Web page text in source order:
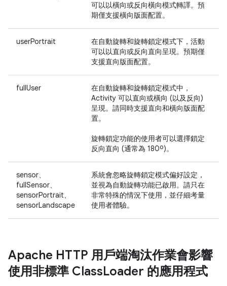
可以以橫向或反向橫向模式轉譯。預
期僅支援橫向版面配置。
userPortrait
在自動旋轉和旋轉鎖定模式下，活動
可以以直向或反向直向呈現。預期僅
支援直向版面配置。
fullUser
在自動旋轉和旋轉鎖定模式中，
Activity 可以直向或橫向 (以及反向)
呈現。請同時支援直向和橫向版面配
置。
旋轉鎖定功能的使用者可以選擇鎖定
反向直向 (通常為 180º)。
sensor、
fullSensor、
sensorPortrait、
sensorLandscape
系統會忽略旋轉鎖定模式偏好設定，
並視為自動旋轉功能已啟用。請只在
非常特殊的情況下使用，並仔細考量
使用者體驗。
Apache HTTP 用戶端淘汰作業會影響
使用非標準 ClassLoader 的應用程式